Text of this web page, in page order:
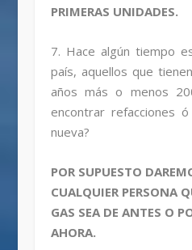
PRIMERAS UNIDADES.
7. Hace algún tiempo
país, aquellos que
años más o menos
encontrar refacciones
nueva?
POR SUPUESTO
CUALQUIER PERSONA
GAS SEA DE ANTES O
AHORA.